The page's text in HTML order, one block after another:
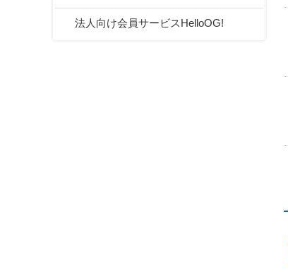
法人向け会員サービスHelloOG!